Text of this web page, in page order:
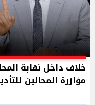
خلاف داخل نقابة
مؤازرة المحالين